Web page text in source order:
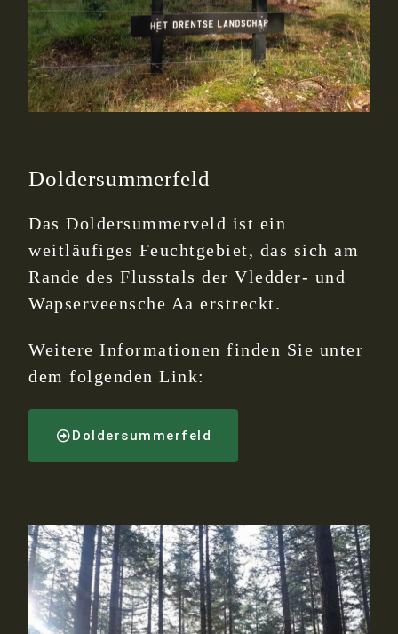
Doldersummerfeld
Das Doldersummerveld ist ein
weitläufiges Feuchtgebiet, das sich am
Rande des Flusstals der Vledder- und
Wapserveensche Aa erstreckt.
Weitere Informationen finden Sie unter
dem folgenden Link:
Doldersummerfeld